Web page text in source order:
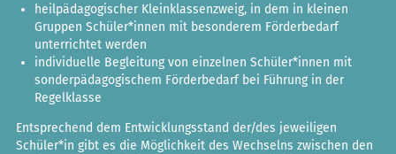
heilpädagogischer Kleinklassenzweig, in dem in kleinen
Gruppen Schüler*innen mit besonderem Förderbedarf
unterrichtet werden
individuelle Begleitung von einzelnen Schüler*innen mit
sonderpädagogischem Förderbedarf bei Führung in der
Regelklasse
Entsprechend dem Entwicklungsstand der/des jeweiligen
Schüler*in gibt es die Möglichkeit des Wechselns zwischen den